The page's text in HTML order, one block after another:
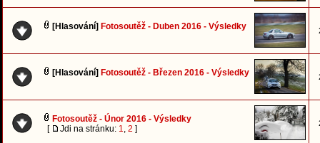
[Hlasování] Fotosoutěž - Duben 2016 - Výsledky
[Hlasování] Fotosoutěž - Březen 2016 - Výsledky
Fotosoutěž - Únor 2016 - Výsledky
[
Jdi na stránku: 1, 2 ]